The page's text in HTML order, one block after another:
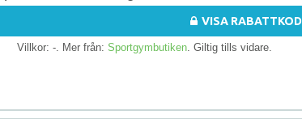
VISA RABATTKOD
Villkor: -. Mer från: Sportgymbutiken . Giltig tills vidare.